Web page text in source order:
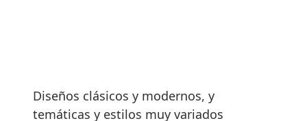
Diseños clásicos y modernos, y
temáticas y estilos muy variados